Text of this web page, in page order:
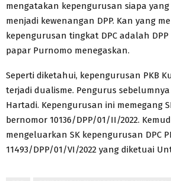
mengatakan kepengurusan siapa
menjadi kewenangan DPP. Kan yang
kepengurusan tingkat DPC adalah
papar Purnomo menegaskan.
Seperti diketahui, kepengurusan PKB
terjadi dualisme. Pengurus
Hartadi. Kepengurusan ini memegang
bernomor 10136/DPP/01/II/2022.
mengeluarkan SK kepengurusan DPC
11493/DPP/01/VI/2022 yang diketuai